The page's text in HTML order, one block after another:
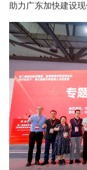
助力广东加快建设